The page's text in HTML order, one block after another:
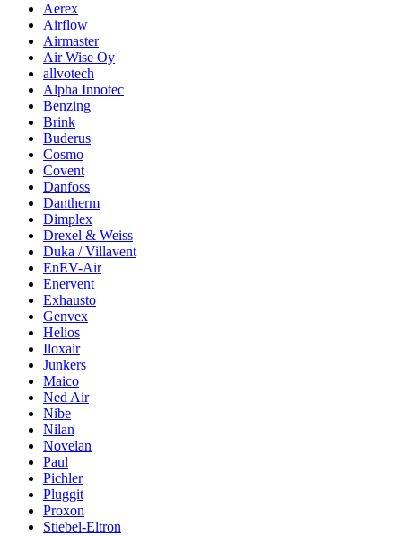
Aerex
Airflow
Airmaster
Air Wise Oy
allvotech
Alpha Innotec
Benzing
Brink
Buderus
Cosmo
Covent
Danfoss
Dantherm
Dimplex
Drexel & Weiss
Duka / Villavent
EnEV-Air
Enervent
Exhausto
Genvex
Helios
Iloxair
Junkers
Maico
Ned Air
Nibe
Nilan
Novelan
Paul
Pichler
Pluggit
Proxon
Stiebel-Eltron